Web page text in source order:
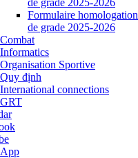
Formulaire homologation
de grade 2025-2026
Combat
Informatics
Organisation Sportive
Quy định
International connections
GRT